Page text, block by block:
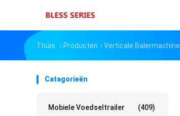
Thuis Producten Verticale Balermachine
Catagorieën
Mobiele Voedseltrailer (409)